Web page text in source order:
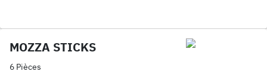
MOZZA STICKS
6 Pièces